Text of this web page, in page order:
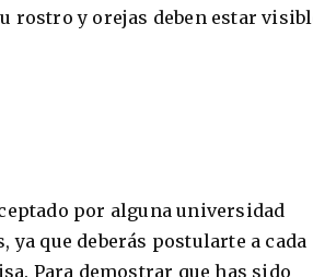
rostro y orejas deben estar
por alguna universidad
que deberás postularte a cada
Para demostrar que has sido